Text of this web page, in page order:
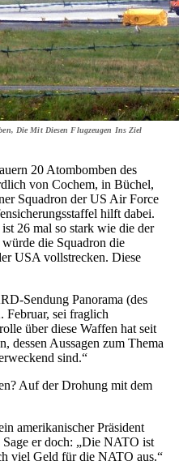
Die Mit Diesen Flugzeugen Ins Ziel
20 Atombomben des
von Cochem, in Büchel,
Squadron der US Air Force
hilft dabei.
26 mal so stark wie die der
die Squadron die
USA vollstrecken. Diese
Sendung Panorama (des
Februar, sei fraglich
über diese Waffen hat seit
dessen Aussagen zum Thema
sind.“
Auf der Drohung mit dem
amerikanischer Präsident
er doch: „Die NATO ist
viel Geld für die NATO aus.“